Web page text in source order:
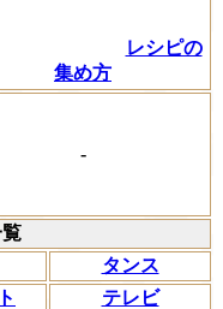
レシピの
集め方
-
タンス
テレビ